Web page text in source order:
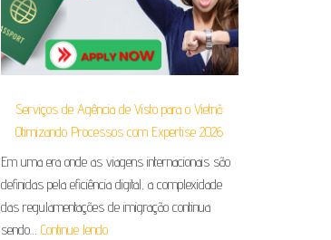
Serviços de Agência de Visto para o Vietnã:
Otimizando Processos com Expertise 2026
Em uma era onde as viagens internacionais são
definidas pela eficiência digital, a complexidade
das regulamentações de imigração continua
sendo… Continue lendo